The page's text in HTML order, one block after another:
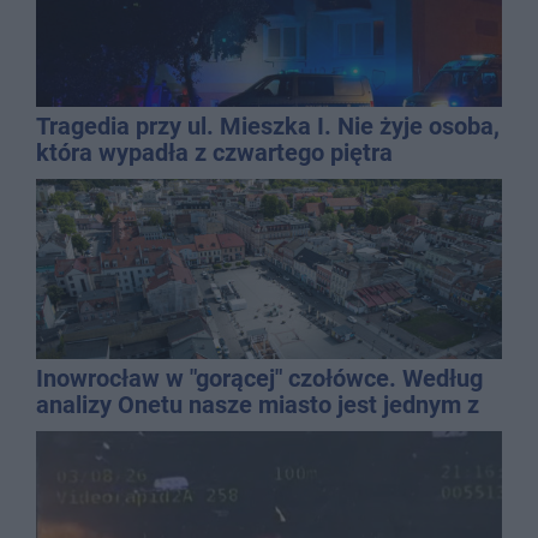
Tragedia przy ul. Mieszka I. Nie żyje osoba,
która wypadła z czwartego piętra
Inowrocław w "gorącej" czołówce. Według
analizy Onetu nasze miasto jest jednym z
najbardziej narażonych na upały